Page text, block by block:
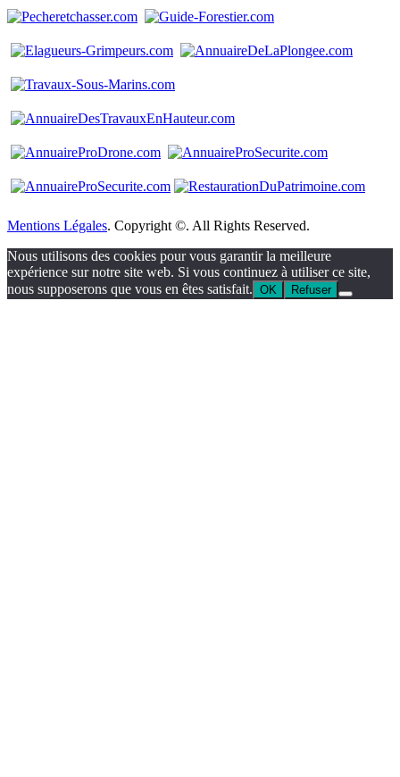
Mentions Légales. Copyright ©. All Rights Reserved.
Nous utilisons des cookies pour vous garantir la meilleure
expérience sur notre site web. Si vous continuez à utiliser ce site,
nous supposerons que vous en êtes satisfait. OK Refuser